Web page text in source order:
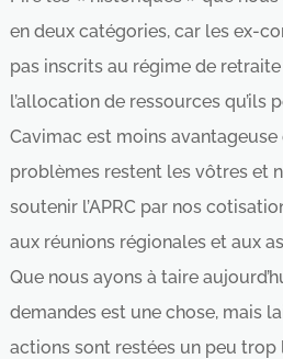
en deux catégories, car les ex-
pas inscrits au régime de
l’allocation de ressources qu’ils
Cavimac est moins avantageuse
problèmes restent les vôtres et
soutenir l’APRC par nos
aux réunions régionales et aux
Que nous ayons à taire
demandes est une chose, mais
actions sont restées un peu trop